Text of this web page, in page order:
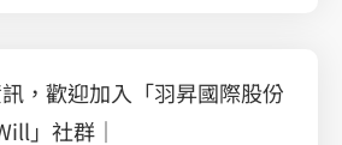
，歡迎加入「羽昇國際股份
」社群｜